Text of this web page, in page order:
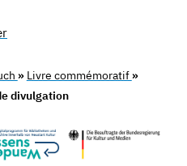
» Livre commémoratif »
divulgation